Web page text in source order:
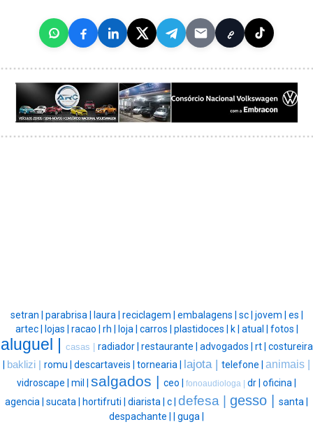
setran | parabrisa | laura | reciclagem | embalagens | sc | jovem | es |
artec |
lojas | racao | rh | loja | carros | plastidoces | k | atual | fotos |
aluguel | casas | radiador | restaurante | advogados | rt | costureira
baklizi | romu | descartaveis | tornearia | lajota | telefone | animais |
vidroscape | mil | salgados | ceo | fonoaudiologa | dr | oficina |
agencia | sucata | hortifruti | diarista | c | defesa | gesso | santa |
despachante |
guga |